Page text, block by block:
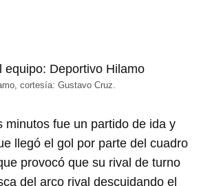
cortesía: Gustavo Cruz.
minutos fue un partido de ida y
llegó el gol por parte del cuadro
provocó que su rival de turno
del arco rival descuidando el